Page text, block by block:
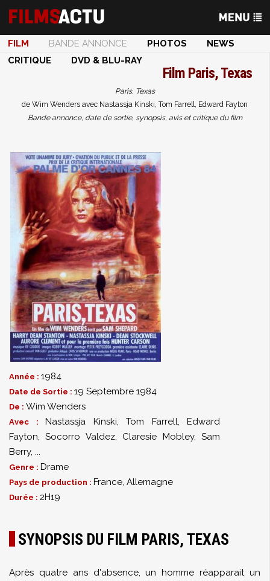
FILM BANDE ANNONCE PHOTOS
NEWS
CRITIQUE
DVD & BLU-RAY
Film Paris, Texas
Paris, Texas
de Wim Wenders avec Nastassja Kinski, Tom Farrell, Edward Fayton
Bande annonce, date de sortie, synopsis, avis et critique du film
Année : 1984
Date de Sortie : 19 Septembre 1984
De : Wim Wenders
Avec : Nastassja Kinski, Tom Farrell, Edward
Fayton,Socorro Valdez, Claresie Mobley,Sam
Berry, ...
Genre : Drame
Pays de production : France, Allemagne
Durée : 2H19
SYNOPSIS DU FILM PARIS, TEXAS
Après quatre ans d'absence, un homme réapparait un